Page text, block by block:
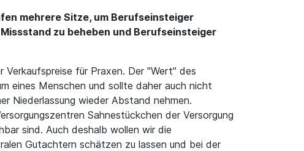
mehrere Sitze, um Berufseinsteiger
zu beheben und Berufseinsteiger
für Praxen. Der "Wert" des
eines Menschen und sollte daher auch nicht
Niederlassung wieder Abstand nehmen.
Sahnestückchen der Versorgung
sind. Auch deshalb wollen wir die
Gutachtern schätzen zu lassen und bei der